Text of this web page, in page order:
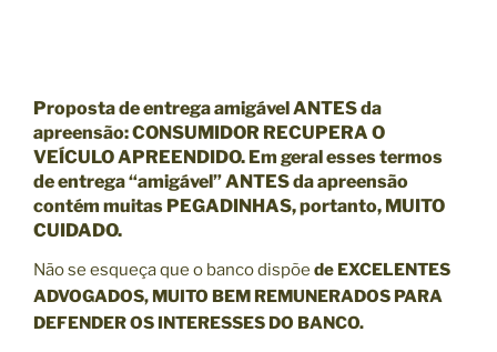
Proposta de entrega amigável ANTES da
apreensão: CONSUMIDOR RECUPERA O
VEÍCULO APREENDIDO. Em geral esses termos
de entrega “amigável” ANTES da apreensão
contém muitas PEGADINHAS, portanto, MUITO
CUIDADO.
Não se esqueça que o banco dispõe de EXCELENTES
ADVOGADOS, MUITO BEM REMUNERADOS PARA
DEFENDER OS INTERESSES DO BANCO.